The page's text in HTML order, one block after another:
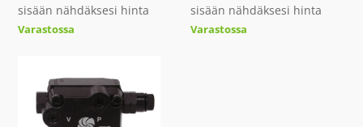
sisään nähdäksesi hinta
Varastossa
sisään nähdäksesi hinta
Varastossa